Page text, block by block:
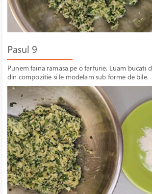
Pasul 9
Punem faina ramasa pe o farfurie. Luam bucati
din compozitie si le modelam sub forme de bile.